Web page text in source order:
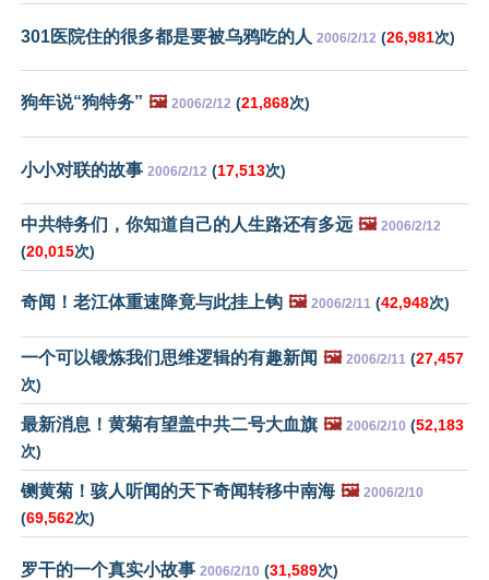
301医院住的很多都是要被乌鸦吃的人 2006/2/12 (26,981次)
狗年说“狗特务” 🖼️ 2006/2/12 (21,868次)
小小对联的故事 2006/2/12 (17,513次)
中共特务们，你知道自己的人生路还有多远 🖼️ 2006/2/12
(20,015次)
奇闻！老江体重速降竟与此挂上钩 🖼️ 2006/2/11 (42,948次)
一个可以锻炼我们思维逻辑的有趣新闻 🖼️ 2006/2/11 (27,457
次)
最新消息！黄菊有望盖中共二号大血旗 🖼️ 2006/2/10 (52,183
次)
铡黄菊！骇人听闻的天下奇闻转移中南海 🖼️ 2006/2/10
(69,562次)
罗干的一个真实小故事 2006/2/10 (31,589次)